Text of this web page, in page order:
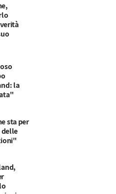
la
sta per
delle